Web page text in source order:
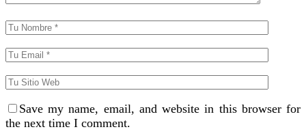
Save my name, email, and website in this browser for
the next time I comment.